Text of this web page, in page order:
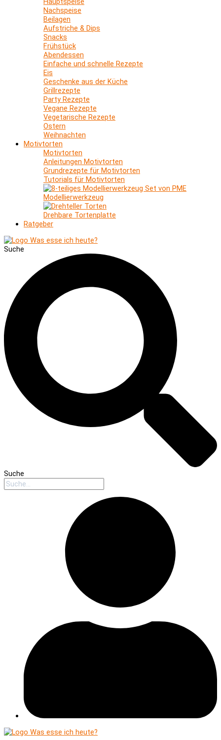
Nachspeise
Beilagen
Aufstriche & Dips
Snacks
Frühstück
Abendessen
Einfache und schnelle Rezepte
Eis
Geschenke aus der Küche
Grillrezepte
Party Rezepte
Vegane Rezepte
Vegetarische Rezepte
Ostern
Weihnachten
Motivtorten
Motivtorten
Anleitungen Motivtorten
Grundrezepte für Motivtorten
Tutorials für Motivtorten
Modellierwerkzeug
Drehbare Tortenplatte
Ratgeber
Suche
Suche